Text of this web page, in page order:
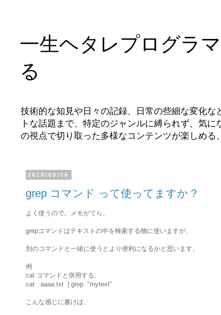
一生ヘタレプログラ
る
技術的な知見や日々の記録、日常の些細な変化
トな話題まで、特定のジャンルに縛られず、気
の視点で切り取った多様なコンテンツが楽しめ
2018/09/06
grep コマンド って使ってますか？
よく使うので。メモがてら、
grepコマンドはテキストの中を検索する物に使いますが、
別のコマンドと一緒に使うとより便利になるかと思います。
例
cat コマンドと併用する。
cat aaaa.txt | grep "mytext"
こんな感じに書けば、